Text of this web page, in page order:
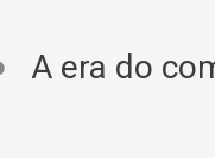
A era do